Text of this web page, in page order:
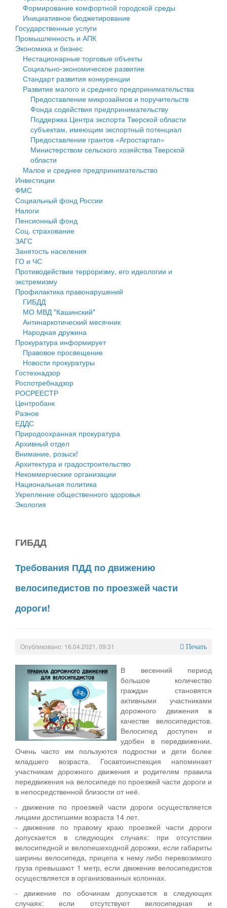
Государственные услуги
Промышленность и АПК
Экономика и бизнес
Символика
Устав
Гостям округа
Туризм
Культура
Образование
Здравоохранение
Социальная защита
Фотоальбом
муниципального округа Тверской области
Администрация Кашинского муниципального округа
Тверской области
Управление сельскими территориями
Открытые данные
Работа с обращениями граждан
Муниципальный контроль
Муниципальные услуги
Проекты административных регламентов
Антимонопольный комплаенс
Противодействие коррупции
Финансовое управление
Бюджет для граждан
Имущество
Выявление правообладателей ранее учтенных
объектов недвижимости
Имущественная поддержка субъектов малого и
среднего предпринимательства
Информационная поддержка субъектов малого и
среднего предпринимательства
Муниципальные программы
Контрольно-счетная палата
Персональные данные
Оценка регулирующего воздействия
Деятельность МУ
Нормативы градостроительного проектирования
Правила землепользования и застройки
Генеральные планы
Проекты планировки территории
Собрание депутатов
Городское поселение
Сельские поселения
Формирование комфортной городской среды
Инициативное бюджетирование
Государственные услуги
Промышленность и АПК
Экономика и бизнес
Нестационарные торговые объекты
Социально-экономическое развитие
Стандарт развития конкуренции
Развитие малого и среднего предпринимательства
Предоставление микрозаймов и поручительств
Фонда содействия предпринимательству
Поддержка Центра экспорта Тверской области
субъектам, имеющим экспортный потенциал
Предоставление грантов «Агростартап»
Министерством сельского хозяйства Тверской
области
Малое и среднее предпринимательство
Инвестиции
ФМС
Социальный фонд России
Налоги
Пенсионный фонд
Соц. страхование
ЗАГС
Занятость населения
ГО и ЧС
Противодействие терроризму, его идеологии и
экстремизму
Профилактика правонарушений
ГИБДД
МО МВД "Кашинский"
Антинаркотический месячник
Народная дружина
Прокуратура информирует
Правовое просвещение
Новости прокуратуры
Гостехнадзор
Роспотребнадзор
РОСРЕЕСТР
Центробанк
Разное
ЕДДС
Природоохранная прокуратура
Архивный отдел
Внимание, розыск!
Архитектура и градостроительство
Некоммерческие организации
Национальная политика
Укрепление общественного здоровья
Экология
ГИБДД
Требования ПДД по движению
велосипедистов по проезжей части
дороги!
Опубликовано: 16.04.2021, 09:31 Печать
В весенний период
большое количество
граждан становятся
активными участниками
дорожного движения в
качестве велосипедистов.
Велосипед доступен и
удобен в передвижении.
Очень часто им пользуются подростки и дети более
младшего возраста. Госавтоинспекция напоминает
участникам дорожного движения и родителям правила
передвижения на велосипеде по проезжей части дороги и
в непосредственной близости от неё.
- движение по проезжей части дороги осуществляется
лицами достигшими возраста 14 лет.
- движение по правому краю проезжей части дороги
допускается в следующих случаях: при отсутствии
велосипедной и велопешеходной дорожки, если габариты
ширины велосипеда, прицепа к нему либо перевозимого
груза превышают 1 метр, если движение велосипедистов
осуществляется в организованных колоннах.
- движение по обочинам допускается в следующих
случаях: если отсутствуют велосипедная и